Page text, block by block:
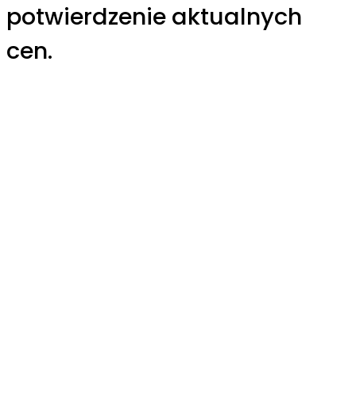
potwierdzenie aktualnych
cen.